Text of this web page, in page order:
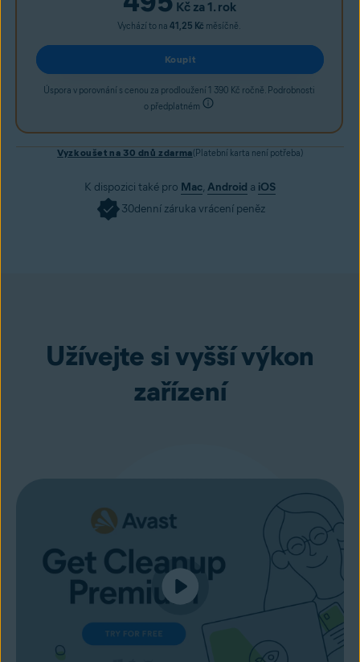
Kčza 1. rok
Vychází to na 41,25 Kč měsíčně.
Koupit
Úspora v porovnání s cenou za prodloužení 1 390 Kč ročně. Podrobnosti
o předplatném
Vyzkoušet na 30 dnů zdarma(Platební karta není potřeba)
K dispozici také pro Mac, Android a iOS
30denní záruka vrácení peněz
Užívejte si vyšší výkon
zařízení